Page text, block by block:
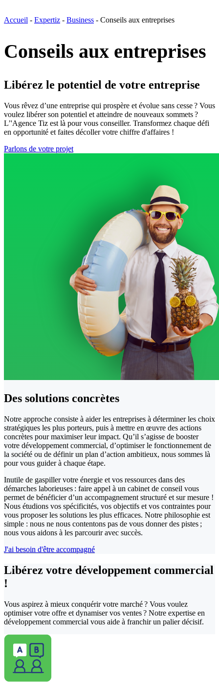
Accueil - Expertiz - Business - Conseils aux entreprises
Conseils aux entreprises
Libérez le potentiel de votre entreprise
Vous rêvez d’une entreprise qui prospère et évolue sans cesse ? Vous
voulez libérer son potentiel et atteindre de nouveaux sommets ?
L’'Agence Tiz est là pour vous conseiller. Transformez chaque défi
en opportunité et faites décoller votre chiffre d'affaires !
Parlons de votre projet
Des solutions concrètes
Notre approche consiste à aider les entreprises à déterminer les choix
stratégiques les plus porteurs, puis à mettre en œuvre des actions
concrètes pour maximiser leur impact. Qu’il s’agisse de booster
votre développement commercial, d’optimiser le fonctionnement de
la société ou de définir un plan d’action ambitieux, nous sommes là
pour vous guider à chaque étape.
Inutile de gaspiller votre énergie et vos ressources dans des
démarches laborieuses : faire appel à un cabinet de conseil vous
permet de bénéficier d’un accompagnement structuré et sur mesure !
Nous étudions vos spécificités, vos objectifs et vos contraintes pour
vous proposer les solutions les plus efficaces. Notre philosophie est
simple : nous ne nous contentons pas de vous donner des pistes ;
nous vous aidons à les parcourir avec succès.
J'ai besoin d'être accompagné
Libérez votre développement commercial
!
Vous aspirez à mieux conquérir votre marché ? Vous voulez
optimiser votre offre et dynamiser vos ventes ? Notre expertise en
développement commercial vous aide à franchir un palier décisif.